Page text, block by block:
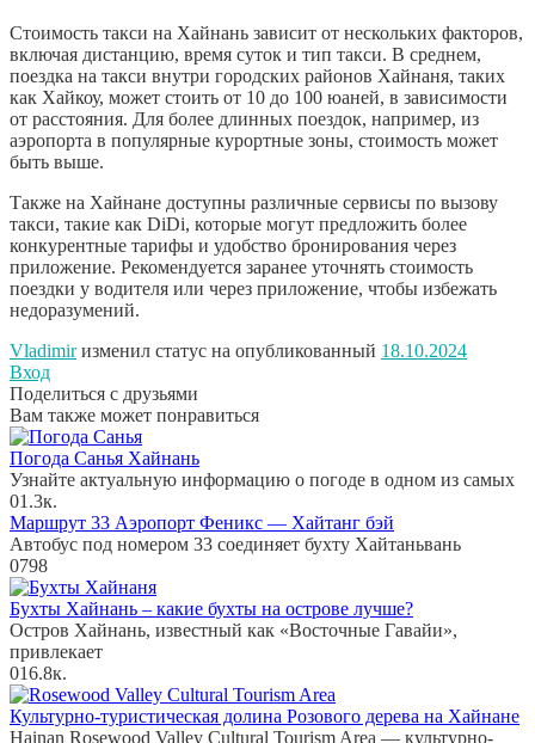
Стоимость такси на Хайнань зависит от нескольких факторов,
включая дистанцию, время суток и тип такси. В среднем,
поездка на такси внутри городских районов Хайнаня, таких
как Хайкоу, может стоить от 10 до 100 юаней, в зависимости
от расстояния. Для более длинных поездок, например, из
аэропорта в популярные курортные зоны, стоимость может
быть выше.
Также на Хайнане доступны различные сервисы по вызову
такси, такие как DiDi, которые могут предложить более
конкурентные тарифы и удобство бронирования через
приложение. Рекомендуется заранее уточнять стоимость
поездки у водителя или через приложение, чтобы избежать
недоразумений.
Vladimirизменил статус на опубликованный 18.10.2024
Вход
Поделиться с друзьями
Вам также может понравиться
Погода Санья Хайнань
Узнайте актуальную информацию о погоде в одном из самых
01.3к.
Маршрут 33 Аэропорт Феникс — Хайтанг бэй
Автобус под номером 33 соединяет бухту Хайтаньвань
0798
Бухты Хайнань – какие бухты на острове лучше?
Остров Хайнань, известный как «Восточные Гавайи»,
привлекает
016.8к.
Культурно-туристическая долина Розового дерева на Хайнане
Hainan Rosewood Valley Cultural Tourism Area — культурно-